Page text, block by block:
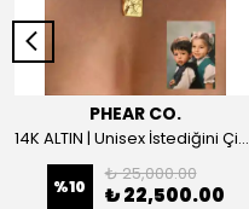
PHEAR CO.
14K ALTIN | Unisex İstediğini Çizdir Kolye
%10
₺ 25,000.00
₺ 22,500.00